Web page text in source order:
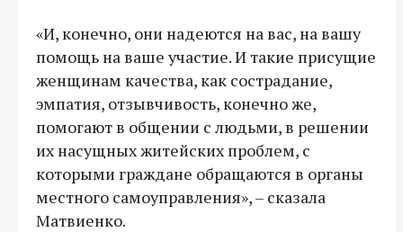
«И, конечно, они надеются на вас, на вашу
помощь на ваше участие. И такие присущие
женщинам качества, как сострадание,
эмпатия, отзывчивость, конечно же,
помогают в общении с людьми, в решении
их насущных житейских проблем, с
которыми граждане обращаются в органы
местного самоуправления», – сказала
Матвиенко.